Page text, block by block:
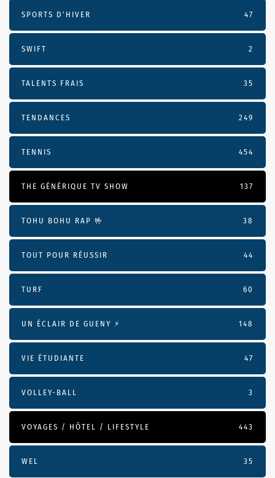
SPORTS D'HIVER 47
SWIFT 2
TALENTS FRAIS 35
TENDANCES 249
TENNIS 454
THE GÉNÉRIQUE TV SHOW 137
TOHU BOHU RAP 🤟 38
TOUT POUR RÉUSSIR 44
TURF 60
UN ÉCLAIR DE GUENY ⚡️ 148
VIE ÉTUDIANTE 47
VOLLEY-BALL 3
VOYAGES / HÔTEL / LIFESTYLE 443
WEL 35